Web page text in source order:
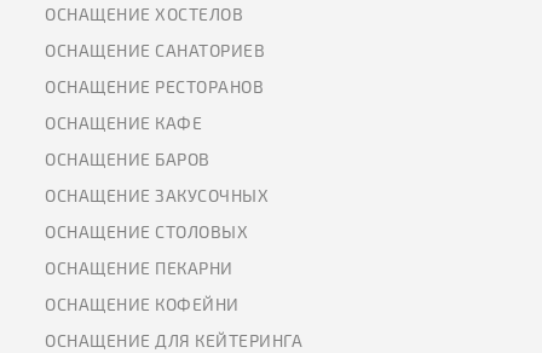
ОСНАЩЕНИЕ ХОСТЕЛОВ
ОСНАЩЕНИЕ САНАТОРИЕВ
ОСНАЩЕНИЕ РЕСТОРАНОВ
ОСНАЩЕНИЕ КАФЕ
ОСНАЩЕНИЕ БАРОВ
ОСНАЩЕНИЕ ЗАКУСОЧНЫХ
ОСНАЩЕНИЕ СТОЛОВЫХ
ОСНАЩЕНИЕ ПЕКАРНИ
ОСНАЩЕНИЕ КОФЕЙНИ
ОСНАЩЕНИЕ ДЛЯ КЕЙТЕРИНГА